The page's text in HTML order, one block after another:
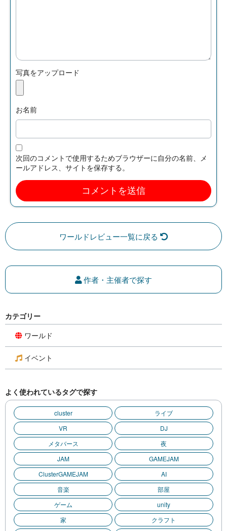
写真をアップロード
お名前
次回のコメントで使用するためブラウザーに自分の名前、メ
ールアドレス、サイトを保存する。
ワールドレビュー一覧に戻る
作者・主催者で探す
カテゴリー
ワールド
イベント
よく使われているタグで探す
cluster
ライブ
VR
DJ
メタバース
夜
JAM
GAMEJAM
ClusterGAMEJAM
AI
音楽
部屋
ゲーム
unity
家
クラフト